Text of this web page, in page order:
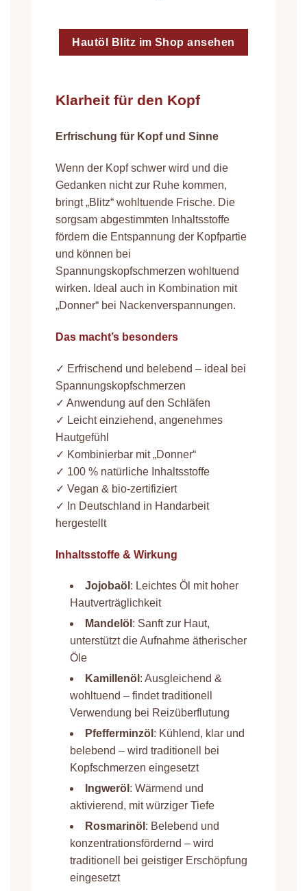
Hautöl Blitz im Shop ansehen
Klarheit für den Kopf
Erfrischung für Kopf und Sinne
Wenn der Kopf schwer wird und die
Gedanken nicht zur Ruhe kommen,
bringt „Blitz“ wohltuende Frische. Die
sorgsam abgestimmten Inhaltsstoffe
fördern die Entspannung der Kopfpartie
und können bei
Spannungskopfschmerzen wohltuend
wirken. Ideal auch in Kombination mit
„Donner“ bei Nackenverspannungen.
Das macht’s besonders
✓ Erfrischend und belebend – ideal bei
Spannungskopfschmerzen
✓ Anwendung auf den Schläfen
✓ Leicht einziehend, angenehmes
Hautgefühl
✓ Kombinierbar mit „Donner“
✓ 100 % natürliche Inhaltsstoffe
✓ Vegan & bio-zertifiziert
✓ In Deutschland in Handarbeit
hergestellt
Inhaltsstoffe & Wirkung
Jojobaöl : Leichtes Öl mit hoher
Hautverträglichkeit
Mandelöl : Sanft zur Haut,
unterstützt die Aufnahme ätherischer
Öle
Kamillenöl : Ausgleichend &
wohltuend – findet traditionell
Verwendung bei Reizüberflutung
Pfefferminzöl : Kühlend, klar und
belebend – wird traditionell bei
Kopfschmerzen eingesetzt
Ingweröl : Wärmend und
aktivierend, mit würziger Tiefe
Rosmarinöl : Belebend und
konzentrationsfördernd – wird
traditionell bei geistiger Erschöpfung
eingesetzt